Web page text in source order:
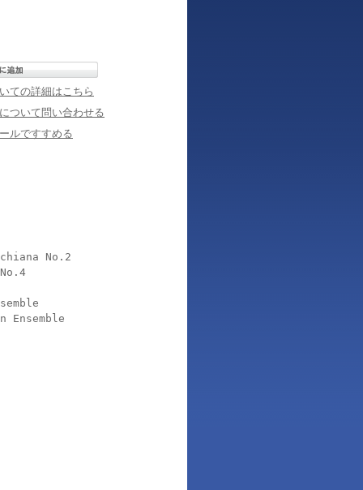
ての詳細はこちら
ついて問い合わせる
ルですすめる
No.2